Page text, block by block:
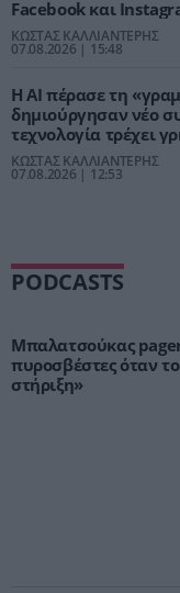
Facebook και
ΚΩΣΤΑΣ ΚΑΛΛΙΑΝΤΕΡΗΣ
07.08.2026 | 15:48
Η ΑΙ πέρασε τη
δημιούργησαν νέο
τεχνολογία τρέχει
ΚΩΣΤΑΣ ΚΑΛΛΙΑΝΤΕΡΗΣ
07.08.2026 | 12:53
PODCASTS
Μπαλατσούκας
πυροσβέστες όταν
στήριξη»